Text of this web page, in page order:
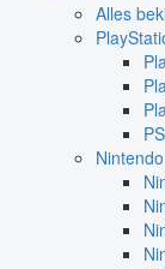
Alles
Nintendo